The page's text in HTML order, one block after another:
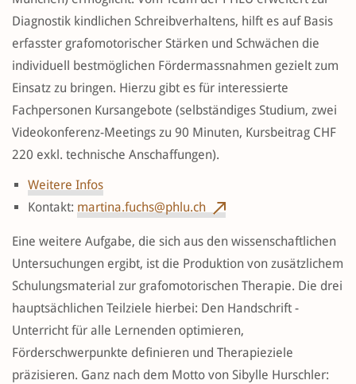
Diagnostik kindlichen Schreibverhaltens, hilft es auf Basis
erfasster grafomotorischer Stärken und Schwächen die
individuell bestmöglichen Fördermassnahmen gezielt zum
Einsatz zu bringen. Hierzu gibt es für interessierte
Fachpersonen Kursangebote (selbständiges Studium, zwei
Videokonferenz-Meetings zu 90 Minuten, Kursbeitrag CHF
220 exkl. technische Anschaffungen).
Weitere Infos
Kontakt: martina.fuchs@phlu.ch
Eine weitere Aufgabe, die sich aus den wissenschaftlichen
Untersuchungen ergibt, ist die Produktion von zusätzlichem
Schulungsmaterial zur grafomotorischen Therapie. Die drei
hauptsächlichen Teilziele hierbei: Den Handschrift -
Unterricht für alle Lernenden optimieren,
Förderschwerpunkte definieren und Therapieziele
präzisieren. Ganz nach dem Motto von Sibylle Hurschler: